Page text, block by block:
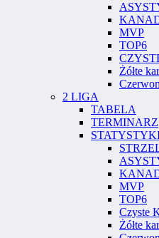
MVP
TOP6
Żółte
2 LIGA
TABELA
TERMINARZ
MVP
TOP6
Czyste
Żółte